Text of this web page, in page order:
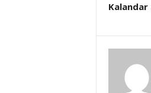
Kalandar